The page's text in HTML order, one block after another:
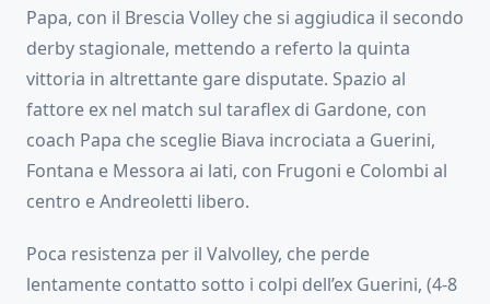
Papa, con il Brescia Volley che si aggiudica il secondo
derby stagionale, mettendo a referto la quinta
vittoria in altrettante gare disputate. Spazio al
fattore ex nel match sul taraflex di Gardone, con
coach Papa che sceglie Biava incrociata a Guerini,
Fontana e Messora ai lati, con Frugoni e Colombi al
centro e Andreoletti libero.
Poca resistenza per il Valvolley, che perde
lentamente contatto sotto i colpi dell’ex Guerini, (4-8